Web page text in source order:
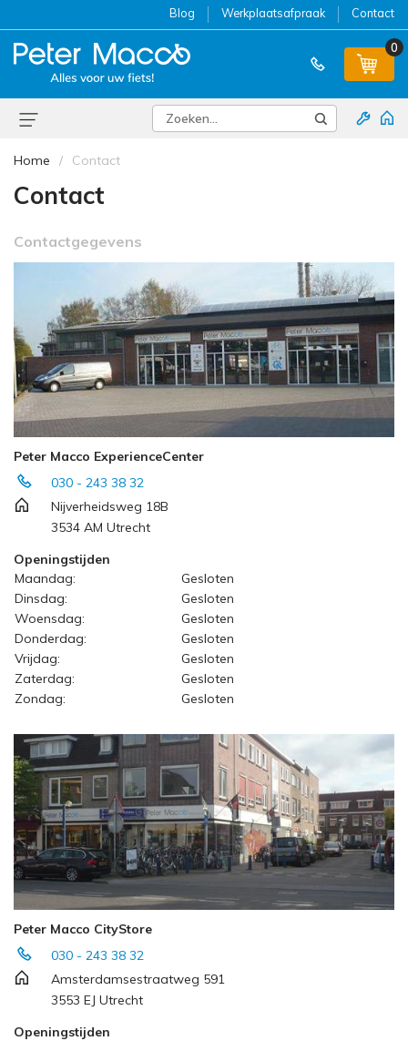
Blog Werkplaatsafpraak Contact
0
Home Contact
Contact
Contactgegevens
Peter Macco ExperienceCenter
030 - 243 38 32
Nijverheidsweg 18B
3534 AM Utrecht
Openingstijden
Maandag:
Gesloten
Dinsdag:
Gesloten
Woensdag:
Gesloten
Donderdag:
Gesloten
Vrijdag:
Gesloten
Zaterdag:
Gesloten
Zondag:
Gesloten
Peter Macco CityStore
030 - 243 38 32
Amsterdamsestraatweg 591
3553 EJ Utrecht
Openingstijden